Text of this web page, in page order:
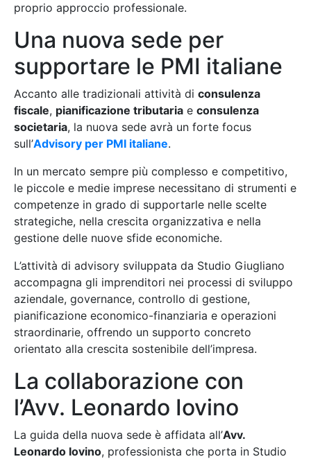
proprio approccio professionale.
Una nuova sede per
supportare le PMI italiane
Accanto alle tradizionali attività di consulenza
fiscale, pianificazione tributaria e consulenza
societaria, la nuova sede avrà un forte focus
sull’Advisory per PMI italiane.
In un mercato sempre più complesso e competitivo,
le piccole e medie imprese necessitano di strumenti e
competenze in grado di supportarle nelle scelte
strategiche, nella crescita organizzativa e nella
gestione delle nuove sfide economiche.
L’attività di advisory sviluppata da Studio Giugliano
accompagna gli imprenditori nei processi di sviluppo
aziendale, governance, controllo di gestione,
pianificazione economico-finanziaria e operazioni
straordinarie, offrendo un supporto concreto
orientato alla crescita sostenibile dell’impresa.
La collaborazione con
l’Avv. Leonardo Iovino
La guida della nuova sede è affidata all’Avv.
Leonardo Iovino, professionista che porta in Studio